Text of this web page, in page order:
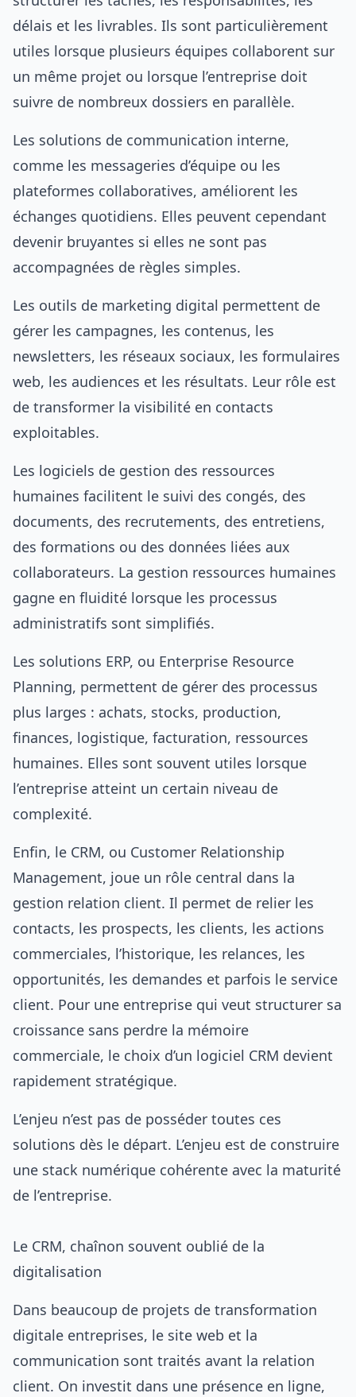
délais et les livrables. Ils sont particulièrement
utiles lorsque plusieurs équipes collaborent sur
un même projet ou lorsque l’entreprise doit
suivre de nombreux dossiers en parallèle.
Les solutions de communication interne,
comme les messageries d’équipe ou les
plateformes collaboratives, améliorent les
échanges quotidiens. Elles peuvent cependant
devenir bruyantes si elles ne sont pas
accompagnées de règles simples.
Les outils de marketing digital permettent de
gérer les campagnes, les contenus, les
newsletters, les réseaux sociaux, les formulaires
web, les audiences et les résultats. Leur rôle est
de transformer la visibilité en contacts
exploitables.
Les logiciels de gestion des ressources
humaines facilitent le suivi des congés, des
documents, des recrutements, des entretiens,
des formations ou des données liées aux
collaborateurs. La gestion ressources humaines
gagne en fluidité lorsque les processus
administratifs sont simplifiés.
Les solutions ERP, ou Enterprise Resource
Planning, permettent de gérer des processus
plus larges : achats, stocks, production,
finances, logistique, facturation, ressources
humaines. Elles sont souvent utiles lorsque
l’entreprise atteint un certain niveau de
complexité.
Enfin, le CRM, ou Customer Relationship
Management, joue un rôle central dans la
gestion relation client. Il permet de relier les
contacts, les prospects, les clients, les actions
commerciales, l’historique, les relances, les
opportunités, les demandes et parfois le service
client. Pour une entreprise qui veut structurer sa
croissance sans perdre la mémoire
commerciale, le choix d’un logiciel CRM devient
rapidement stratégique.
L’enjeu n’est pas de posséder toutes ces
solutions dès le départ. L’enjeu est de construire
une stack numérique cohérente avec la maturité
de l’entreprise.
Le CRM, chaînon souvent oublié de la
digitalisation
Dans beaucoup de projets de transformation
digitale entreprises, le site web et la
communication sont traités avant la relation
client. On investit dans une présence en ligne,